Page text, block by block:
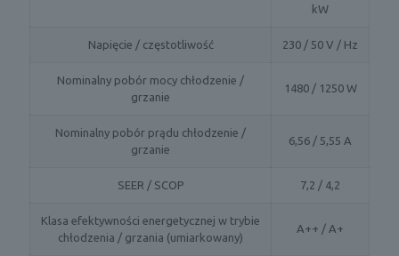
kW
Napięcie / częstotliwość 230 / 50 V / Hz
Nominalny pobór mocy chłodzenie /
grzanie
1480 / 1250 W
Nominalny pobór prądu chłodzenie /
grzanie
6,56 / 5,55 A
SEER / SCOP 7,2 / 4,2
Klasa efektywności energetycznej w trybie
chłodzenia / grzania (umiarkowany)
A++ / A+